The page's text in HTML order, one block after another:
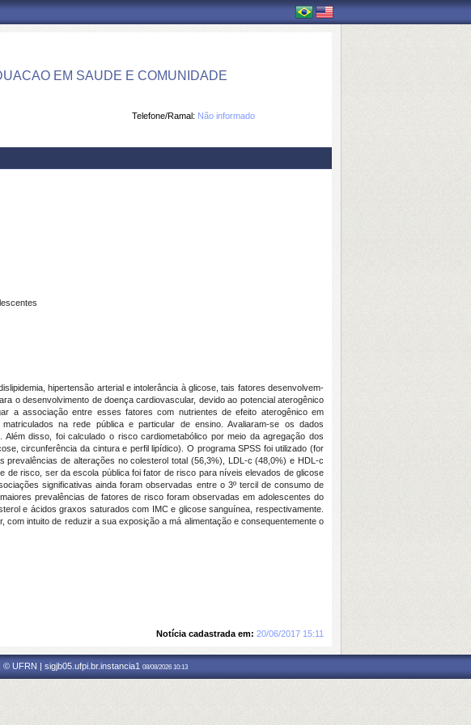
EM SAUDE E COMUNIDADE
Telefone/Ramal: Não informado
hipertensão arterial e intolerância à glicose, tais fatores desenvolvem-
o desenvolvimento de doença cardiovascular, devido ao potencial aterogênico
a associação entre esses fatores com nutrientes de efeito aterogênico em
na rede pública e particular de ensino. Avaliaram-se os dados
disso, foi calculado o risco cardiometabólico por meio da agregação dos
circunferência da cintura e perfil lipídico). O programa SPSS foi utilizado (for
prevalências de alterações no colesterol total (56,3%), LDL-c (48,0%) e HDL-c
risco, ser da escola pública foi fator de risco para níveis elevados de glicose
significativas ainda foram observadas entre o 3º tercil de consumo de
prevalências de fatores de risco foram observadas em adolescentes do
e ácidos graxos saturados com IMC e glicose sanguínea, respectivamente.
intuito de reduzir a sua exposição a má alimentação e consequentemente o
Notícia cadastrada em: 20/06/2017 15:11
UFRN | sigjb05.ufpi.br.instancia1 08/08/2026 10:13